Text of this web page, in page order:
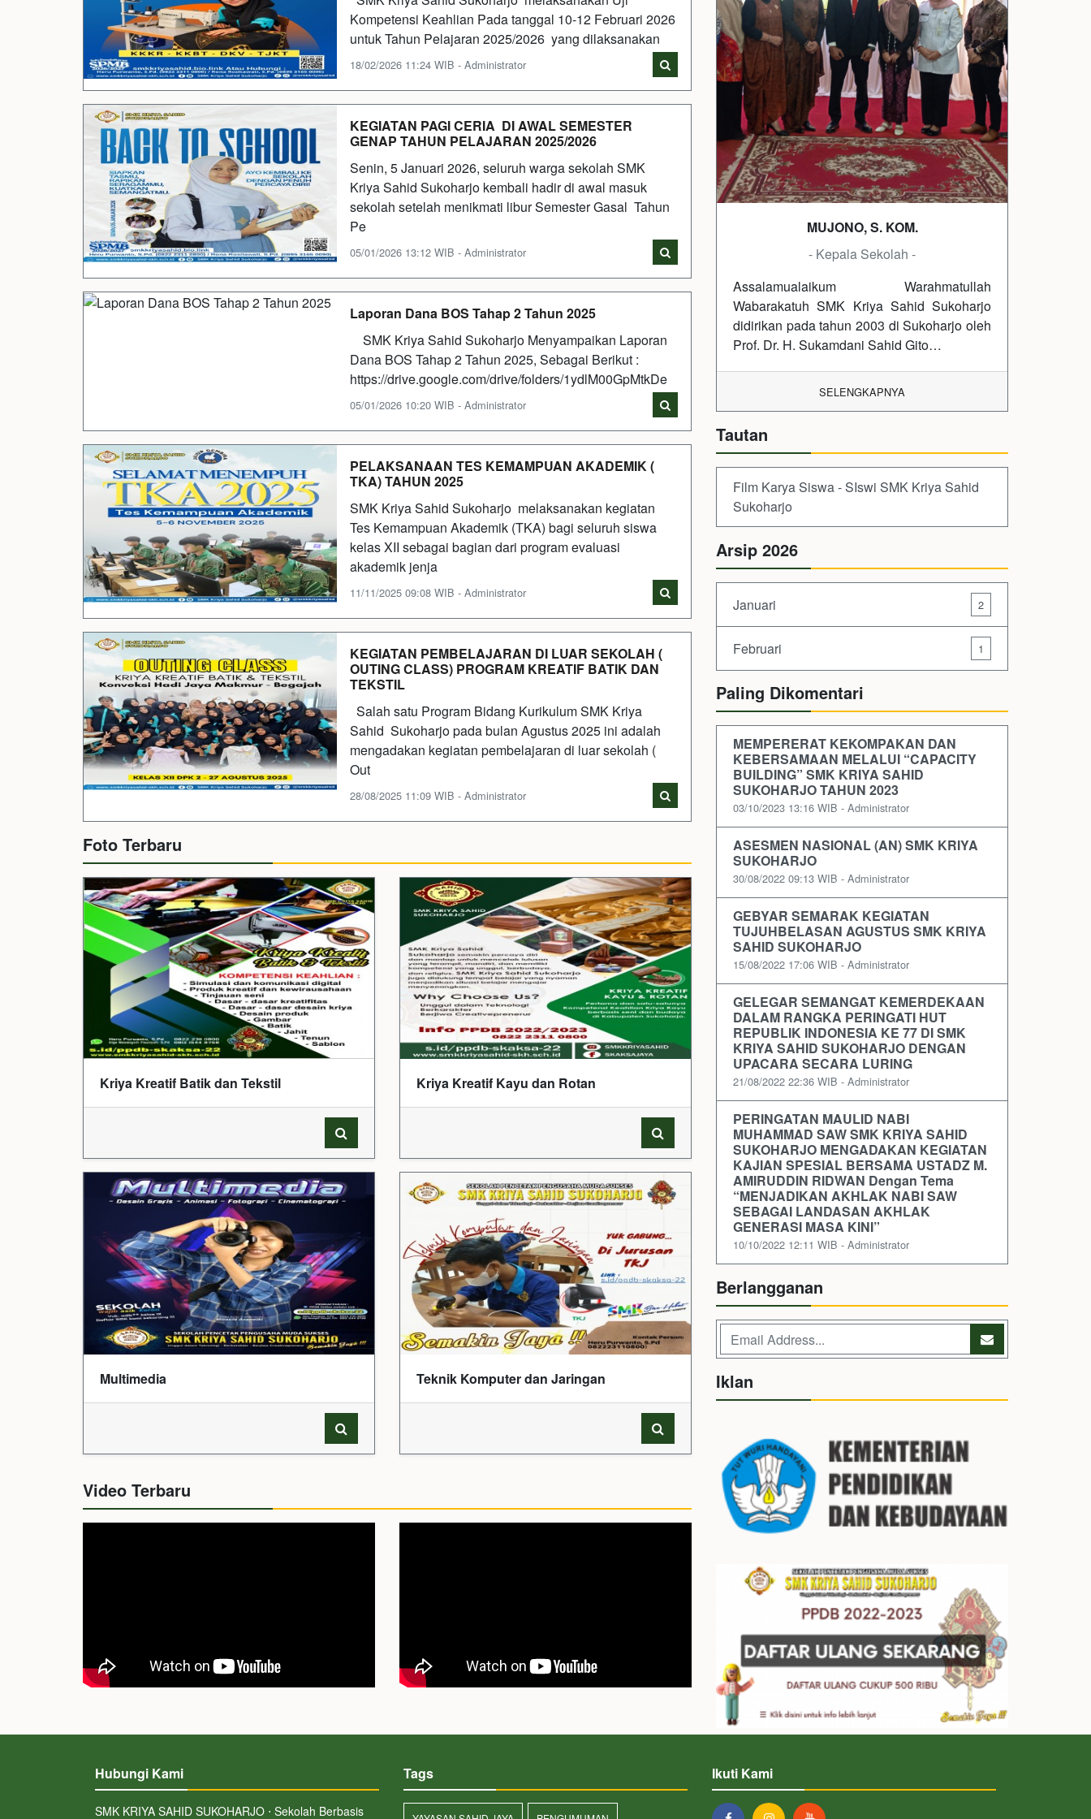
Kompetensi Keahlian Pada tanggal 10-12 Februari 2026
untuk Tahun Pelajaran 2025/2026 yang dilaksanakan
18/02/2026 11:24 WIB - Administrator
KEGIATAN PAGI CERIA DI AWAL SEMESTER
GENAP TAHUN PELAJARAN 2025/2026
Senin, 5 Januari 2026, seluruh warga sekolah SMK
Kriya Sahid Sukoharjo kembali hadir di awal masuk
sekolah setelah menikmati libur Semester Gasal Tahun
Pe
05/01/2026 13:12 WIB - Administrator
Laporan Dana BOS Tahap 2 Tahun 2025
SMK Kriya Sahid Sukoharjo Menyampaikan Laporan
Dana BOS Tahap 2 Tahun 2025, Sebagai Berikut :
https://drive.google.com/drive/folders/1ydlM00GpMtkDe
05/01/2026 10:20 WIB - Administrator
PELAKSANAAN TES KEMAMPUAN AKADEMIK (
TKA) TAHUN 2025
SMK Kriya Sahid Sukoharjo melaksanakan kegiatan
Tes Kemampuan Akademik (TKA) bagi seluruh siswa
kelas XII sebagai bagian dari program evaluasi
akademik jenja
11/11/2025 09:08 WIB - Administrator
KEGIATAN PEMBELAJARAN DI LUAR SEKOLAH (
OUTING CLASS) PROGRAM KREATIF BATIK DAN
TEKSTIL
Salah satu Program Bidang Kurikulum SMK Kriya
Sahid Sukoharjo pada bulan Agustus 2025 ini adalah
mengadakan kegiatan pembelajaran di luar sekolah (
Out
28/08/2025 11:09 WIB - Administrator
Foto Terbaru
Kriya Kreatif Batik dan Tekstil Kriya Kreatif Kayu dan Rotan
Multimedia Teknik Komputer dan Jaringan
Video Terbaru
MUJONO, S. KOM.
- Kepala Sekolah -
Assalamualaikum Warahmatullah
Wabarakatuh SMK Kriya Sahid Sukoharjo
didirikan pada tahun 2003 di Sukoharjo oleh
Prof. Dr. H. Sukamdani Sahid Gito…
SELENGKAPNYA
Tautan
Film Karya Siswa - SIswi SMK Kriya Sahid
Sukoharjo
Arsip 2026
Januari 2
Februari 1
Paling Dikomentari
MEMPERERAT KEKOMPAKAN DAN
KEBERSAMAAN MELALUI “CAPACITY
BUILDING” SMK KRIYA SAHID
SUKOHARJO TAHUN 2023
03/10/2023 13:16 WIB - Administrator
ASESMEN NASIONAL (AN) SMK KRIYA
SUKOHARJO
30/08/2022 09:13 WIB - Administrator
GEBYAR SEMARAK KEGIATAN
TUJUHBELASAN AGUSTUS SMK KRIYA
SAHID SUKOHARJO
15/08/2022 17:06 WIB - Administrator
GELEGAR SEMANGAT KEMERDEKAAN
DALAM RANGKA PERINGATI HUT
REPUBLIK INDONESIA KE 77 DI SMK
KRIYA SAHID SUKOHARJO DENGAN
UPACARA SECARA LURING
21/08/2022 22:36 WIB - Administrator
PERINGATAN MAULID NABI
MUHAMMAD SAW SMK KRIYA SAHID
SUKOHARJO MENGADAKAN KEGIATAN
KAJIAN SPESIAL BERSAMA USTADZ M.
AMIRUDDIN RIDWAN Dengan Tema
“MENJADIKAN AKHLAK NABI SAW
SEBAGAI LANDASAN AKHLAK
GENERASI MASA KINI”
10/10/2022 12:11 WIB - Administrator
Berlangganan
Iklan
Hubungi Kami
SMK KRIYA SAHID SUKOHARJO ⋅ Sekolah Berbasis
Tags Ikuti Kami